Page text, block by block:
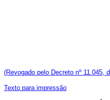
(Revogado pelo Decreto nº 11.045,
Texto para impressão